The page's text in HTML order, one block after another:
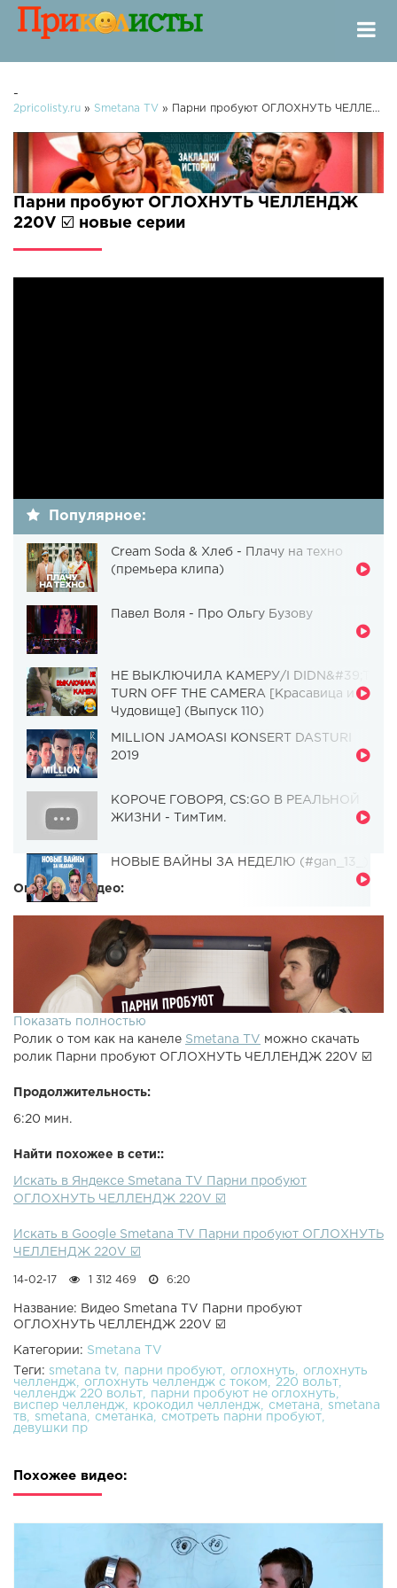
-
2pricolisty.ru » Smetana TV » Парни пробуют ОГЛОХНУТЬ ЧЕЛЛЕНДЖ 220V ☑️
Парни пробуют ОГЛОХНУТЬ ЧЕЛЛЕНДЖ
220V ☑️ новые серии
Популярное:
Cream Soda & Хлеб - Плачу на техно
(премьера клипа)
Павел Воля - Про Ольгу Бузову
НЕ ВЫКЛЮЧИЛА КАМЕРУ/I DIDN&#39;T
TURN OFF THE CAMERA [Красавица и
Чудовище] (Выпуск 110)
MILLION JAMOASI KONSERT DASTURI
2019
КОРОЧЕ ГОВОРЯ, CS:GO В РЕАЛЬНОЙ
ЖИЗНИ - ТимТим.
НОВЫЕ ВАЙНЫ ЗА НЕДЕЛЮ (#gan_13_)
Описание видео:
Показать полностью
Ролик о том как на канеле Smetana TV можно скачать
ролик Парни пробуют ОГЛОХНУТЬ ЧЕЛЛЕНДЖ 220V ☑️
Продолжительность:
6:20 мин.
Найти похожее в сети::
Искать в Яндексе Smetana TV Парни пробуют
ОГЛОХНУТЬ ЧЕЛЛЕНДЖ 220V ☑️
Искать в Google Smetana TV Парни пробуют ОГЛОХНУТЬ
ЧЕЛЛЕНДЖ 220V ☑️
14-02-17 1 312 469 6:20
Название: Видео Smetana TV Парни пробуют
ОГЛОХНУТЬ ЧЕЛЛЕНДЖ 220V ☑️
Категории: Smetana TV
Теги: smetana tv парни пробуют оглохнуть
оглохнуть
челлендж
оглохнуть челлендж с током
220 вольт
челлендж 220 вольт
парни пробуют не оглохнуть
виспер челлендж
крокодил челлендж сметана
smetana
тв
smetana сметанка
смотреть парни пробуют
девушки пр
Похожее видео: